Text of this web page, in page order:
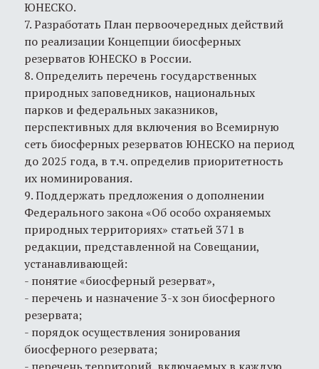
ЮНЕСКО.
7. Разработать План первоочередных действий
по реализации Концепции биосферных
резерватов ЮНЕСКО в России.
8. Определить перечень государственных
природных заповедников, национальных
парков и федеральных заказников,
перспективных для включения во Всемирную
сеть биосферных резерватов ЮНЕСКО на период
до 2025 года, в т.ч. определив приоритетность
их номинирования.
9. Поддержать предложения о дополнении
Федерального закона «Об особо охраняемых
природных территориях» статьей 371 в
редакции, представленной на Совещании,
устанавливающей:
- понятие «биосферный резерват»,
- перечень и назначение 3-х зон биосферного
резервата;
- порядок осуществления зонирования
биосферного резервата;
- перечень территорий, включаемых в каждую